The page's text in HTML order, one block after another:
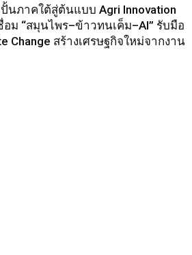
ปั้นภาคใต้สู่ต้นแบบ Agri Innovation
อม “สมุนไพร–ข้าวทนเค็ม–AI” รับมือ
Change สร้างเศรษฐกิจใหม่จากงาน